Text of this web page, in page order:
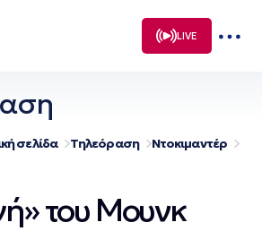
LIVE
σελίδα Τηλεόραση
Ντοκιμαντέρ
του Μουνκ